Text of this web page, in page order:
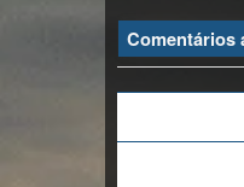
Comentários